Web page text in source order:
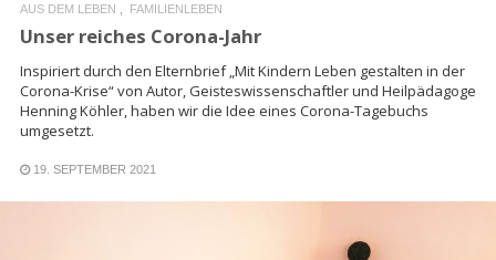
AUS DEM LEBEN FAMILIENLEBEN
Unser reiches Corona-Jahr
Inspiriert durch den Elternbrief „Mit Kindern Leben gestalten in der
Corona-Krise“ von Autor, Geisteswissenschaftler und Heilpädagoge
Henning Köhler, haben wir die Idee eines Corona-Tagebuchs
umgesetzt.
19. SEPTEMBER 2021